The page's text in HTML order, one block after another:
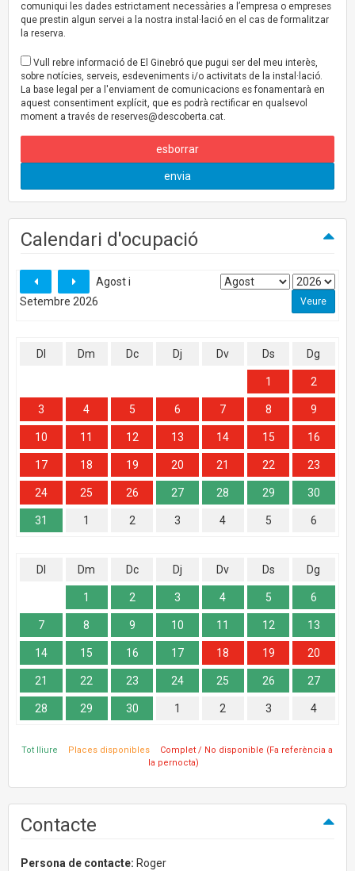
comuniqui les dades estrictament necessàries a l’empresa o empreses
que prestin algun servei a la nostra instal·lació en el cas de formalitzar
la reserva.
Vull rebre informació de El Ginebró que pugui ser del meu interès,
sobre notícies, serveis, esdeveniments i/o activitats de la instal·lació.
La base legal per a l'enviament de comunicacions es fonamentarà en
aquest consentiment explícit, que es podrà rectificar en qualsevol
moment a través de reserves@descoberta.cat.
esborrar
envia
Calendari d'ocupació
Agost i
Setembre 2026
Dl Dm Dc Dj Dv Ds Dg
1 2
3 4 5 6 7 8 9
10 11 12 13 14 15 16
17 18 19 20 21 22 23
24 25 26 27 28 29 30
31 1 2 3 4 5 6
Dl Dm Dc Dj Dv Ds Dg
1 2 3 4 5 6
7 8 9 10 11 12 13
14 15 16 17 18 19 20
21 22 23 24 25 26 27
28 29 30 1 2 3 4
Tot lliure Places disponibles
Complet / No disponible (Fa referència a
la pernocta)
Contacte
Persona de contacte: Roger